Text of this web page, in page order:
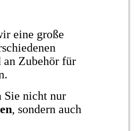
eine große
an Zubehör für
Sie nicht nur
, sondern auch